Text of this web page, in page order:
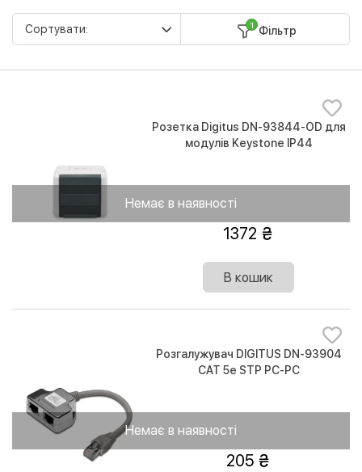
1 Фільтр
Немає в наявності
Розетка Digitus DN-93844-OD для
модулів Keystone IP44
1372
В кошик
Немає в наявності
Розгалужувач DIGITUS DN-93904
CAT 5e STP PC-PC
205